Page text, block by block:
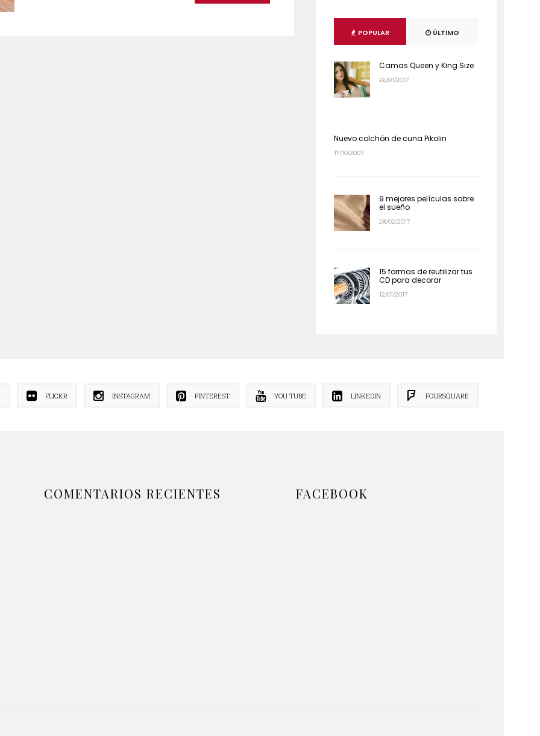
POPULAR ÚLTIMO
Camas Queen y King Size
26/01/2017
Nuevo colchón de cuna Pikolin
17/10/2007
9 mejores películas sobre
el sueño
28/02/2017
15 formas de reutilizar tus
CD para decorar
12/01/2017
FLICKR INSTAGRAM PINTEREST YOU TUBE LINKEDIN FOURSQUARE
COMENTARIOS RECIENTES FACEBOOK